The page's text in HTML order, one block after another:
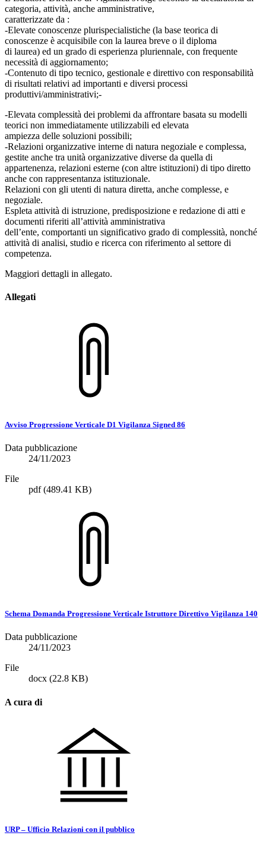
categoria, attività, anche amministrative,
caratterizzate da :
-Elevate conoscenze plurispecialistiche (la base teorica di
conoscenze è acquisibile con la laurea breve o il diploma
di laurea) ed un grado di esperienza pluriennale, con frequente
necessità di aggiornamento;
-Contenuto di tipo tecnico, gestionale e direttivo con responsabilità
di risultati relativi ad importanti e diversi processi
produttivi/amministrativi;-
-Elevata complessità dei problemi da affrontare basata su modelli
teorici non immediatamente utilizzabili ed elevata
ampiezza delle soluzioni possibili;
-Relazioni organizzative interne di natura negoziale e complessa,
gestite anche tra unità organizzative diverse da quella di
appartenenza, relazioni esterne (con altre istituzioni) di tipo diretto
anche con rappresentanza istituzionale.
Relazioni con gli utenti di natura diretta, anche complesse, e
negoziale.
Espleta attività di istruzione, predisposizione e redazione di atti e
documenti riferiti all’attività amministrativa
dell’ente, comportanti un significativo grado di complessità, nonché
attività di analisi, studio e ricerca con riferimento al settore di
competenza.
Maggiori dettagli in allegato.
Allegati
Avviso Progressione Verticale D1 Vigilanza Signed 86
Data pubblicazione
24/11/2023
File
pdf(489.41 KB)
Schema Domanda Progressione Verticale Istruttore Direttivo Vigilanza 140
Data pubblicazione
24/11/2023
File
docx (22.8 KB)
A cura di
URP – Ufficio Relazioni con il pubblico